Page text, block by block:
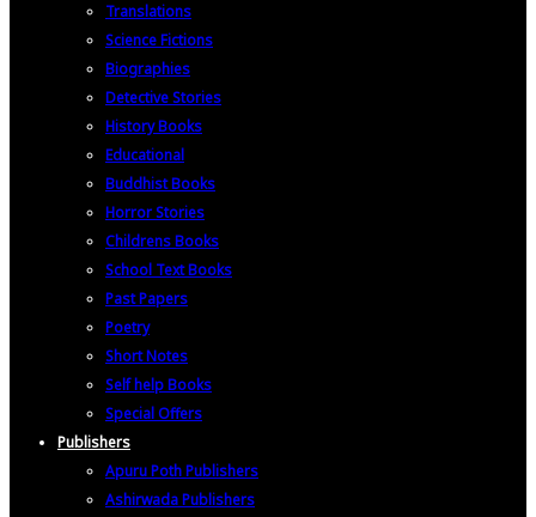
Translations
Science Fictions
Biographies
Detective Stories
History Books
Educational
Buddhist Books
Horror Stories
Childrens Books
School Text Books
Past Papers
Poetry
Short Notes
Self help Books
Special Offers
Publishers
Apuru Poth Publishers
Ashirwada Publishers